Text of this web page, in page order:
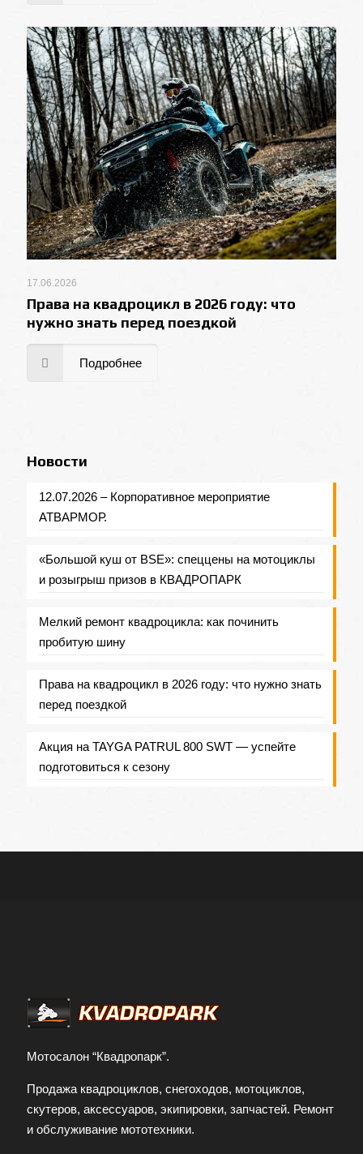
17.06.2026
Права на квадроцикл в 2026 году: что
нужно знать перед поездкой
Подробнее
Новости
12.07.2026 – Корпоративное мероприятие
АТВАРМОР.
«Большой куш от BSE»: спеццены на мотоциклы
и розыгрыш призов в КВАДРОПАРК
Мелкий ремонт квадроцикла: как починить
пробитую шину
Права на квадроцикл в 2026 году: что нужно знать
перед поездкой
Акция на TAYGA PATRUL 800 SWT — успейте
подготовиться к сезону
Мотосалон “Квадропарк”.
Продажа квадроциклов, снегоходов, мотоциклов,
скутеров, аксессуаров, экипировки, запчастей. Ремонт
и обслуживание мототехники.